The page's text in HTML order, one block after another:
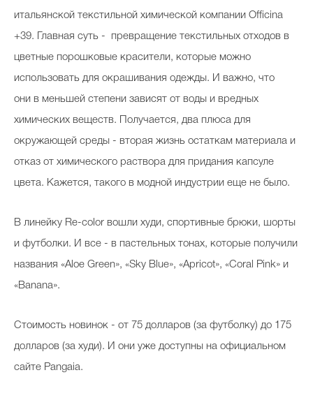
Выбор косметолога
Фотоальбом
Викторины
итальянской текстильной химической компании Officina
+39. Главная суть - превращение текстильных отходов в
цветные порошковые красители, которые можно
использовать для окрашивания одежды. И важно, что
они в меньшей степени зависят от воды и вредных
химических веществ. Получается, два плюса для
окружающей среды - вторая жизнь остаткам материала и
отказ от химического раствора для придания капсуле
цвета. Кажется, такого в модной индустрии еще не было.
В линейку Re-color вошли худи, спортивные брюки, шорты
и футболки. И все - в пастельных тонах, которые получили
названия «Aloe Green», «Sky Blue», «Apricot», «Coral Pink» и
«Banana».
Стоимость новинок - от 75 долларов (за футболку) до 175
долларов (за худи). И они уже доступны на официальном
сайте Pangaia.